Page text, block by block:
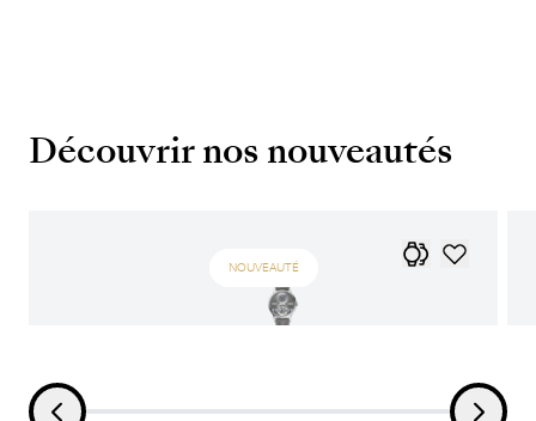
Découvrir nos nouveautés
NOUVEAUTÉ